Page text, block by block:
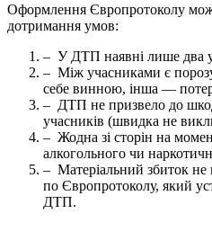
Оформлення Європротоколу
дотримання умов:
– У ДТП наявні лише два
– Між учасниками є
себе винною, інша —
– ДТП не призвело до
учасників (швидка не
– Жодна зі сторін на
алкогольного чи
– Матеріальний збиток не
по Європротоколу, який
ДТП.